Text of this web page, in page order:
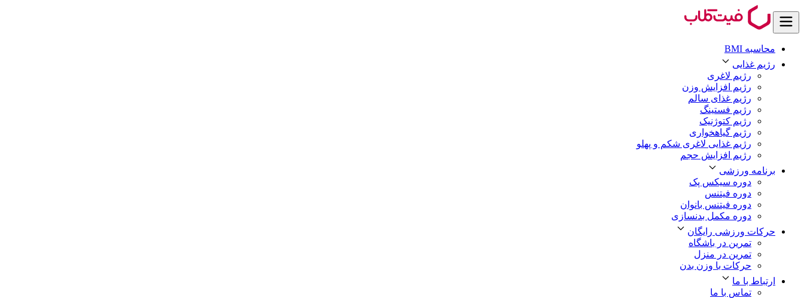
محاسبه BMI
رژیم غذایی
رژیم لاغری
رژیم افزایش وزن
رژیم غذای سالم
رژیم فستینگ
رژیم کتوژنیک
رژیم گیاهخواری
رژیم غذایی لاغری شکم و پهلو
رژیم افزایش حجم
برنامه ورزشی
دوره سیکس پک
دوره فیتنس
دوره فیتنس بانوان
دوره مکمل بدنسازی
حرکات ورزشی رایگان
تمرین در باشگاه
تمرین در منزل
حرکات با وزن بدن
ارتباط با ما
تماس با ما